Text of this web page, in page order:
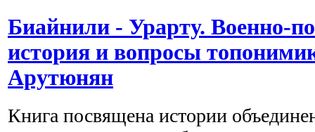
Биайнили - Урарту. Военно-
история и вопросы
Арутюнян
Книга посвящена истории